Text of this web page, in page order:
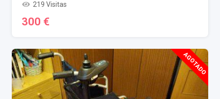
219 Visitas
300 €
AGOTADO